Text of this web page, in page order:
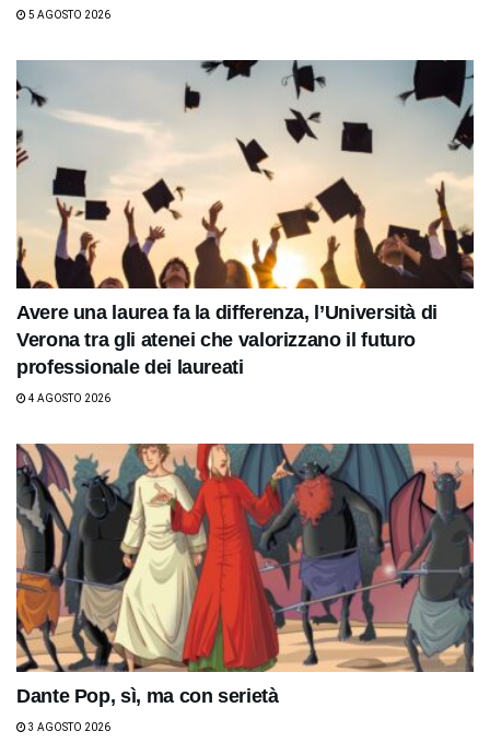
5 AGOSTO 2026
Avere una laurea fa la differenza, l’Università di
Verona tra gli atenei che valorizzano il futuro
professionale dei laureati
4 AGOSTO 2026
Dante Pop, sì, ma con serietà
3 AGOSTO 2026